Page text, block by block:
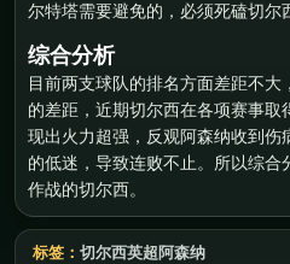
尔特塔需要避免的，必须死磕切尔
综合分析
目前两支球队的排名方面差距不大
的差距，近期切尔西在各项赛事取
现出火力超强，反观阿森纳收到伤
的低迷，导致连败不止。所以综合
作战的切尔西。
标签： 切尔西英超 阿森纳